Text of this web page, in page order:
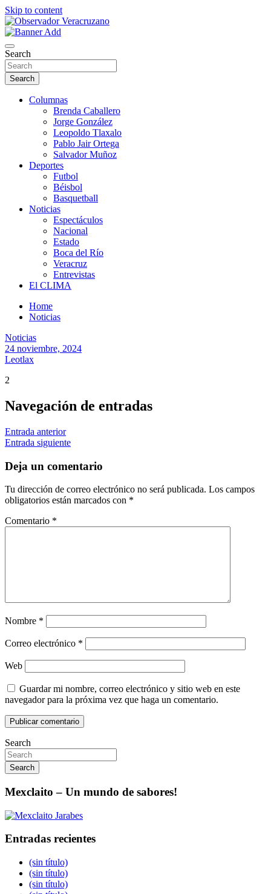
Skip to content
Observador Veracruzano
Search
Search
Columnas
Brenda Caballero
Jorge González
Leopoldo Tlaxalo
Pablo Jair Ortega
Salvador Muñoz
Deportes
Futbol
Béisbol
Basquetball
Noticias
Espectáculos
Nacional
Estado
Boca del Río
Veracruz
Entrevistas
El CLIMA
Home
Noticias
Noticias
24 noviembre, 2024
Leotlax
2
Navegación de entradas
Entrada anterior
Entrada siguiente
Deja un comentario
Tu dirección de correo electrónico no será publicada. Los campos
obligatorios están marcados con *
Comentario *
Nombre *
Correo electrónico *
Web
Guardar mi nombre, correo electrónico y sitio web en este
navegador para la próxima vez que haga un comentario.
Search
Search
Mexclaito – Un mundo de sabores!
Entradas recientes
(sin título)
(sin título)
(sin título)